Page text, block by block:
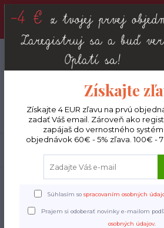
DOPRAVA ZADARMO : Od 30€
(DPD kuriér) BYŤ VERNÝ SA
VERNOSTNOM
Úvod Espresso
BRAZÍLIA -
Získajte
Získajte 4 EUR zľavu na prvú
zadať Váš email. Zároveň ako
zapájaš do vernostného
objednávok 60€ - 5% zľava. 100€ -
Súhlasím so spracovaním osobných
Prajem si odoberať novinky e-mailom
osobných údajov.